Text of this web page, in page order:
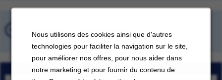
Nous utilisons des cookies ainsi que d'autres
technologies pour faciliter la navigation sur le site,
pour améliorer nos offres, pour nous aider dans
notre marketing et pour fournir du contenu de
Emplois sauvegardés